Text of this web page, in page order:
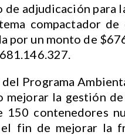
adjudicación para
compactador de
por un monto de
Programa
la gestión
150 contenedores
fin de mejorar la